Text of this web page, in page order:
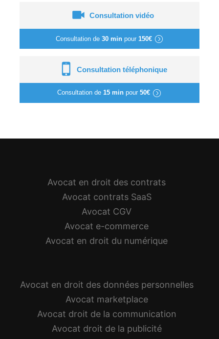
Consultation vidéo
Consultation de 30 minpour 150€
Consultation téléphonique
Consultation de 15 min pour 50€
Avocat en droit des contrats
Avocat contrats SaaS
Avocat CGV
Avocat e-commerce
Avocat en droit du numérique
Avocat en droit des données personnelles
Avocat marketplace
Avocat droit de la communication
Avocat droit de la publicité